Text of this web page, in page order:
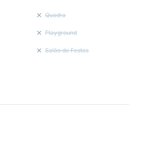
Quadra
Playground
Salão de Festas